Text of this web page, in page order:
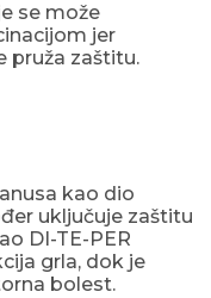
se može
jer
pruža zaštitu.
kao dio
uključuje zaštitu
DI-TE-PER
grla, dok je
bolest.